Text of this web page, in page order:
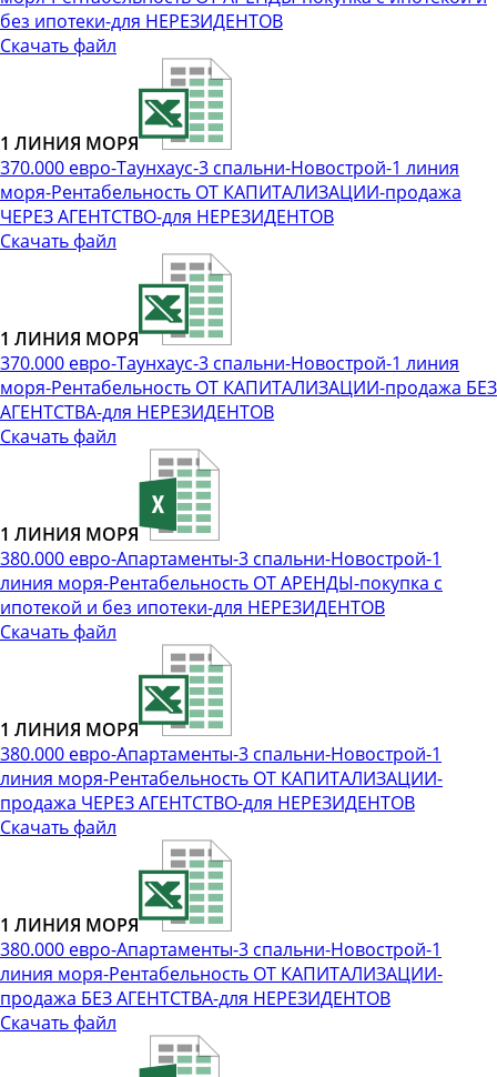
без ипотеки-для НЕРЕЗИДЕНТОВ
Скачать файл
1 ЛИНИЯ МОРЯ
370.000 евро-Таунхаус-3 спальни-Новострой-1 линия
моря-Рентабельность ОТ КАПИТАЛИЗАЦИИ-продажа
ЧЕРЕЗ АГЕНТСТВО-для НЕРЕЗИДЕНТОВ
Скачать файл
1 ЛИНИЯ МОРЯ
370.000 евро-Таунхаус-3 спальни-Новострой-1 линия
моря-Рентабельность ОТ КАПИТАЛИЗАЦИИ-продажа БЕЗ
АГЕНТСТВА-для НЕРЕЗИДЕНТОВ
Скачать файл
1 ЛИНИЯ МОРЯ
380.000 евро-Апартаменты-3 спальни-Новострой-1
линия моря-Рентабельность ОТ АРЕНДЫ-покупка с
ипотекой и без ипотеки-для НЕРЕЗИДЕНТОВ
Скачать файл
1 ЛИНИЯ МОРЯ
380.000 евро-Апартаменты-3 спальни-Новострой-1
линия моря-Рентабельность ОТ КАПИТАЛИЗАЦИИ-
продажа ЧЕРЕЗ АГЕНТСТВО-для НЕРЕЗИДЕНТОВ
Скачать файл
1 ЛИНИЯ МОРЯ
380.000 евро-Апартаменты-3 спальни-Новострой-1
линия моря-Рентабельность ОТ КАПИТАЛИЗАЦИИ-
продажа БЕЗ АГЕНТСТВА-для НЕРЕЗИДЕНТОВ
Скачать файл